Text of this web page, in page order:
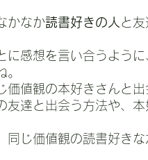
かなか読書好きの人 と
に感想を言い合うよう
。
価値観の本好きさんと
友達と出会う方法や、
同じ価値観の読書好きな